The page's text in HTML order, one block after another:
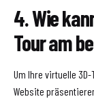
4. Wie
Tour am
Um Ihre virtuelle
Website